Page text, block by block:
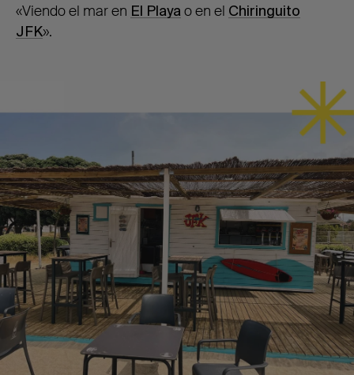
«Viendo el mar en El Playa o en el Chiringuito
JFK».